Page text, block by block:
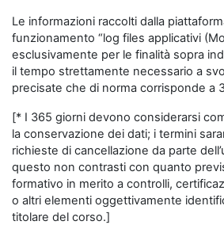
Le informazioni raccolti dalla
funzionamento “log files applicativi
esclusivamente per le finalità sopra
il tempo strettamente necessario a
precisate che di norma corrisponde a
[* I 365 giorni devono considerarsi
la conservazione dei dati; i termini
richieste di cancellazione da parte
questo non contrasti con quanto
formativo in merito a controlli,
o altri elementi oggettivamente
titolare del corso.]